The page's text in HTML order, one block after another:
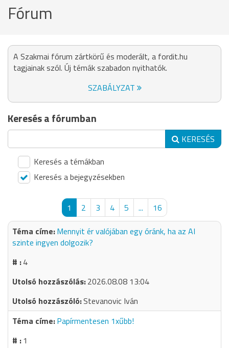
Fórum
A Szakmai fórum zártkörű és moderált, a fordit.hu
tagjainak szól. Új témák szabadon nyithatók.
SZABÁLYZAT
Keresés a fórumban
KERESÉS
Keresés a témákban
Keresés a bejegyzésekben
1 2 3 4 5 ...
16
Mennyit ér valójában egy óránk, ha az AI
szinte ingyen dolgozik?
4
2026.08.08 13:04
Stevanovic Iván
Papírmentesen 1xűbb!
1